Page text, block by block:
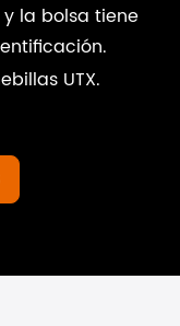
la bolsa tiene
UTX.